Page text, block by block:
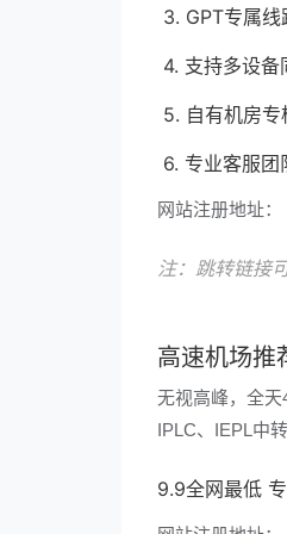
3. GPT专属
4. 支持多设备
5. 自有机房
6. 专业客服
网站注册地址：
注：跳转链接
高速机场推
无视高峰，全
IPLC、IEPL中
9.9全网最低